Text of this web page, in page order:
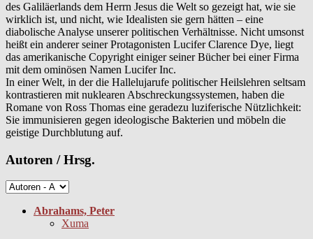
des Galiläerlands dem Herrn Jesus die Welt so gezeigt hat, wie sie
wirklich ist, und nicht, wie Idealisten sie gern hätten – eine
diabolische Analyse unserer politischen Verhältnisse. Nicht umsonst
heißt ein anderer seiner Protagonisten Lucifer Clarence Dye, liegt
das amerikanische Copyright einiger seiner Bücher bei einer Firma
mit dem ominösen Namen Lucifer Inc.
In einer Welt, in der die Hallelujarufe politischer Heilslehren seltsam
kontrastieren mit nuklearen Abschreckungssystemen, haben die
Romane von Ross Thomas eine geradezu luziferische Nützlichkeit:
Sie immunisieren gegen ideologische Bakterien und möbeln die
geistige Durchblutung auf.
Autoren / Hrsg.
Abrahams, Peter
Xuma